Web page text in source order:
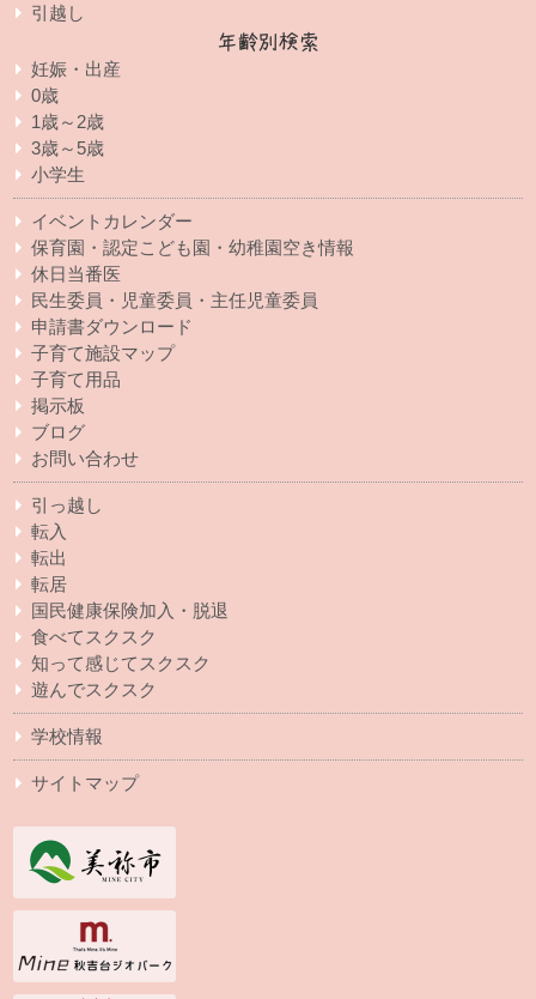
引越し
年齢別検索
妊娠・出産
0歳
1歳～2歳
3歳～5歳
小学生
イベントカレンダー
保育園・認定こども園・幼稚園空き情報
休日当番医
民生委員・児童委員・主任児童委員
申請書ダウンロード
子育て施設マップ
子育て用品
掲示板
ブログ
お問い合わせ
引っ越し
転入
転出
転居
国民健康保険加入・脱退
食べてスクスク
知って感じてスクスク
遊んでスクスク
学校情報
サイトマップ